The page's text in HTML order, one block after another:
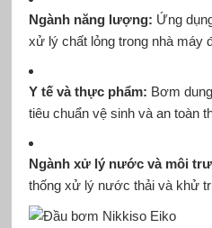
Ngành năng lượng: Ứng
xử lý chất lỏng trong nhà máy
Y tế và thực phẩm: Bơm
tiêu chuẩn vệ sinh và an toàn
Ngành xử lý nước và môi
thống xử lý nước thải và khử